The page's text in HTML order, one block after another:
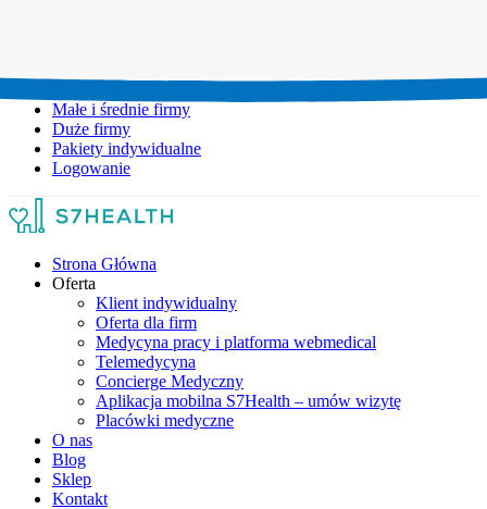
Małe i średnie firmy
Duże firmy
Pakiety indywidualne
Logowanie
Strona Główna
Oferta
Klient indywidualny
Oferta dla firm
Medycyna pracy i platforma webmedical
Telemedycyna
Concierge Medyczny
Aplikacja mobilna S7Health – umów wizytę
Placówki medyczne
O nas
Blog
Sklep
Kontakt